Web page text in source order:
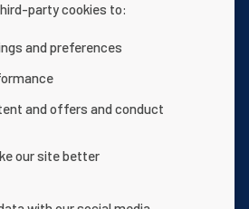
Privacyverklaring
Over ons
van de website
App Terms & Conditions
party cookies to:
and preferences
and offers and conduct
our site better